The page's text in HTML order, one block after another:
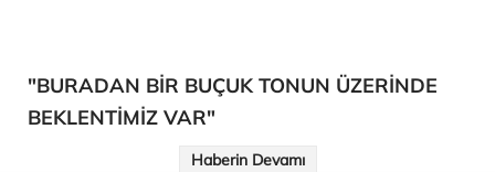
"BURADAN BİR BUÇUK TONUN ÜZERİNDE
BEKLENTİMİZ VAR"
Haberin Devamı